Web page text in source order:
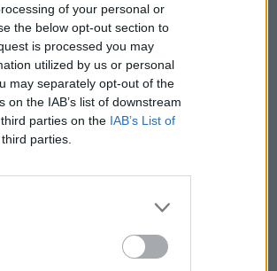
of your personal or
the below opt-out section to
is processed you may
utilized by us or personal
may separately opt-out of the
the IAB’s list of downstream
parties on the IAB’s List of
parties.